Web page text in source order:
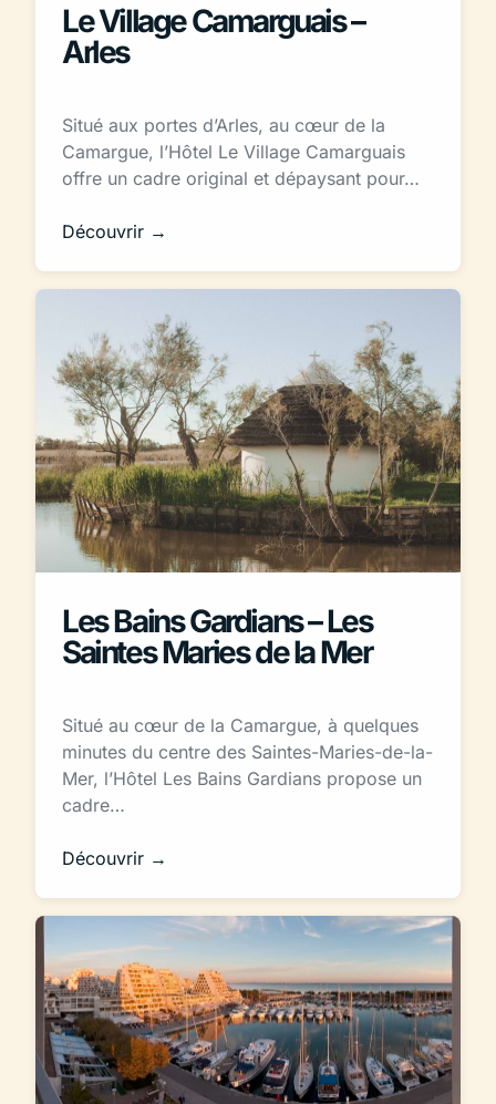
Le Village Camarguais –
Arles
Situé aux portes d’Arles, au cœur de la
Camargue, l’Hôtel Le Village Camarguais
offre un cadre original et dépaysant pour…
Découvrir →
Les Bains Gardians – Les
Saintes Maries de la Mer
Situé au cœur de la Camargue, à quelques
minutes du centre des Saintes-Maries-de-la-
Mer, l’Hôtel Les Bains Gardians propose un
cadre…
Découvrir →